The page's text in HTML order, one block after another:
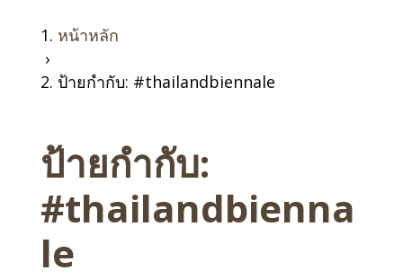
หน้าหลัก
›
ป้ายกำกับ: #thailandbiennale
ป้ายกำกับ:
#thailandbienna
le